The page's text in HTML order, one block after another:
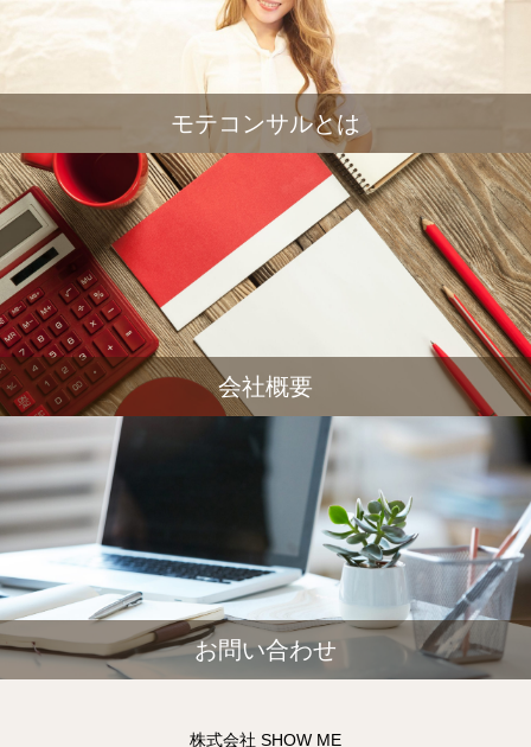
モテコンサルとは
会社概要
お問い合わせ
株式会社 SHOW ME